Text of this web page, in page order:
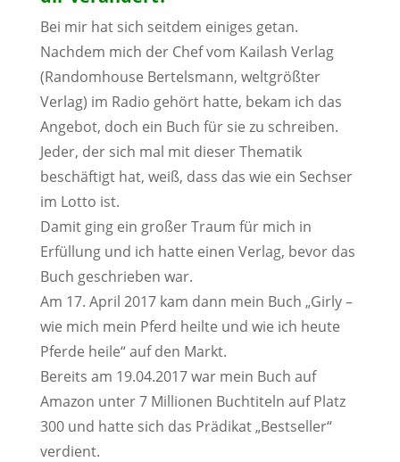
Bei mir hat sich seitdem einiges getan.
Nachdem mich der Chef vom Kailash Verlag
(Randomhouse Bertelsmann, weltgrößter
Verlag) im Radio gehört hatte, bekam ich das
Angebot, doch ein Buch für sie zu schreiben.
Jeder, der sich mal mit dieser Thematik
beschäftigt hat, weiß, dass das wie ein Sechser
im Lotto ist.
Damit ging ein großer Traum für mich in
Erfüllung und ich hatte einen Verlag, bevor das
Buch geschrieben war.
Am 17. April 2017 kam dann mein Buch „Girly –
wie mich mein Pferd heilte und wie ich heute
Pferde heile“ auf den Markt.
Bereits am 19.04.2017 war mein Buch auf
Amazon unter 7 Millionen Buchtiteln auf Platz
300 und hatte sich das Prädikat „Bestseller“
verdient.